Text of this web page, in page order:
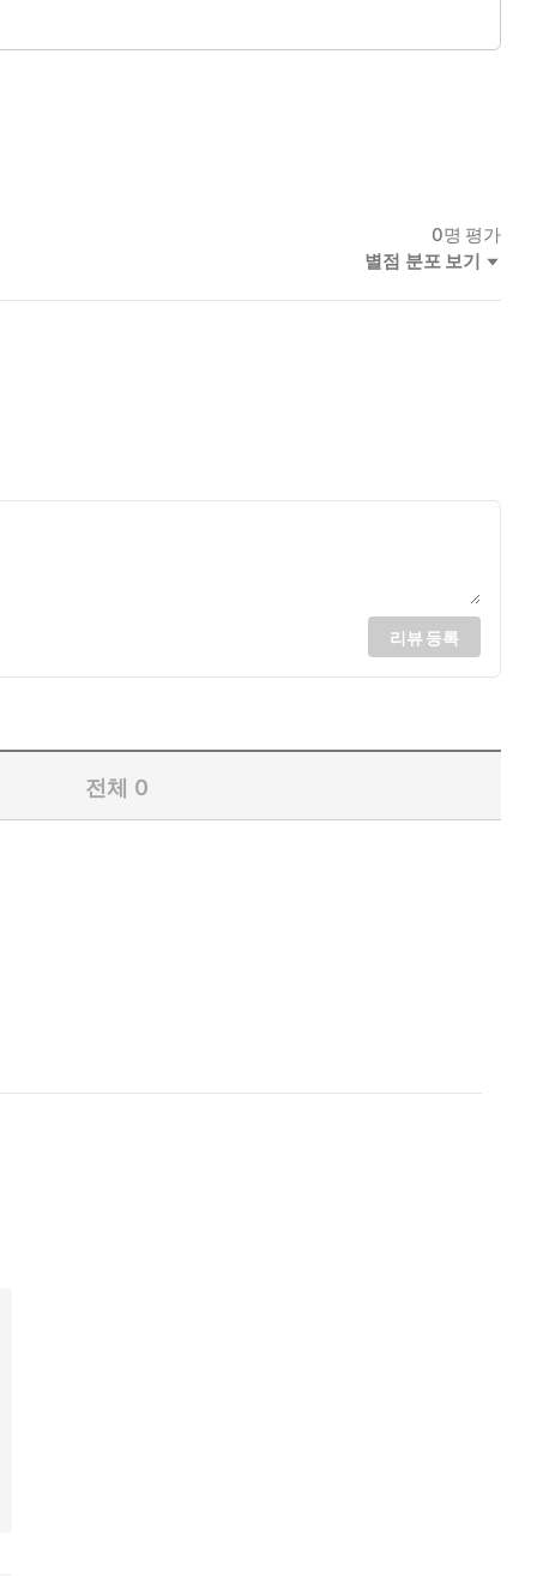
위해 신뢰할 수 있는 정보를 제공하도록 노력할 것입니다.
0명 평가
별점 분포 보기
리뷰 등록
전체 0